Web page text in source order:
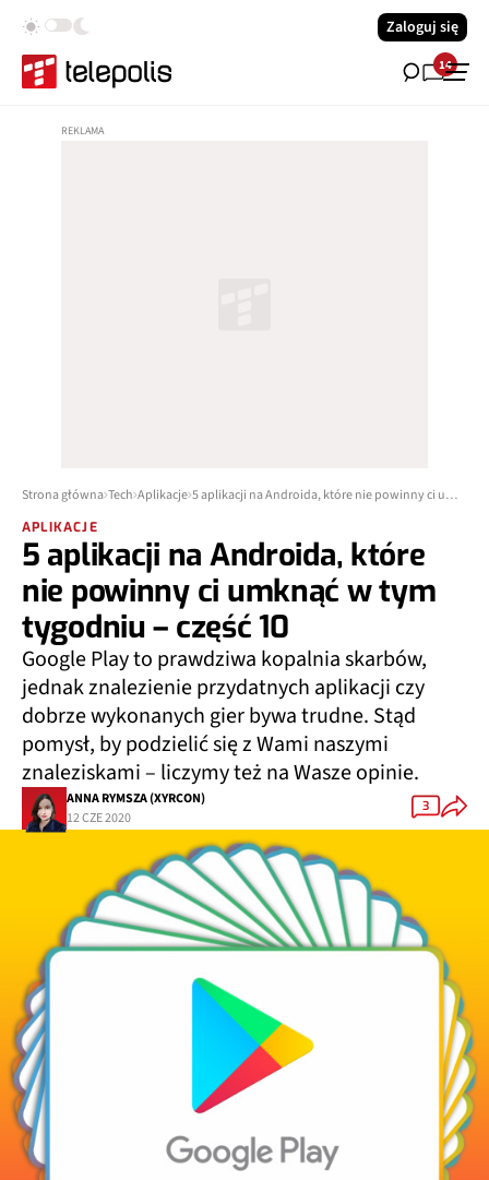
Zaloguj się
14
Strona główna Tech Aplikacje 5 aplikacji na Androida, które nie powinny ci umknąć w tym tygodniu – część 10
APLIKACJE
5 aplikacji na Androida, które
nie powinny ci umknąć w tym
tygodniu – część 10
Google Play to prawdziwa kopalnia skarbów,
jednak znalezienie przydatnych aplikacji czy
dobrze wykonanych gier bywa trudne. Stąd
pomysł, by podzielić się z Wami naszymi
znaleziskami – liczymy też na Wasze opinie.
ANNA RYMSZA (XYRCON)
12 CZE 2020
3